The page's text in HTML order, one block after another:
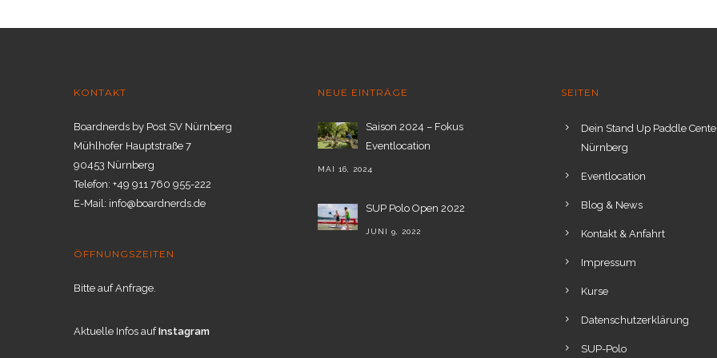
KONTAKT
Boardnerds by Post SV Nürnberg
Mühlhofer Hauptstraße 7
90453 Nürnberg
Telefon: +49 911 760 955-222
E-Mail: info@boardnerds.de
ÖFFNUNGSZEITEN
Bitte auf Anfrage.
Aktuelle Infos aufInstagram
NEUE EINTRÄGE
Saison 2024 – Fokus
Eventlocation
MAI 16, 2024
SUP Polo Open 2022
JUNI 9, 2022
SEITEN
Dein Stand Up Paddle
Nürnberg
Eventlocation
Blog & News
Kontakt & Anfahrt
Impressum
Kurse
Datenschutzerklärung
SUP-Polo